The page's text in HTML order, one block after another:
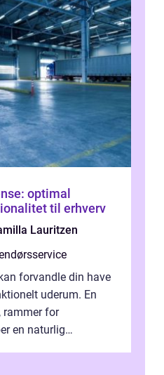
optimal
til erhverv
Lauritzen
forvandle din have
uderum. En
rammer for
en naturlig